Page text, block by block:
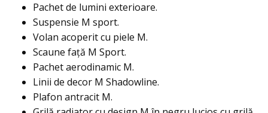
Pachet de lumini exterioare.
Suspensie M sport.
Volan acoperit cu piele M.
Scaune faţă M Sport.
Pachet aerodinamic M.
Linii de decor M Shadowline.
Plafon antracit M.